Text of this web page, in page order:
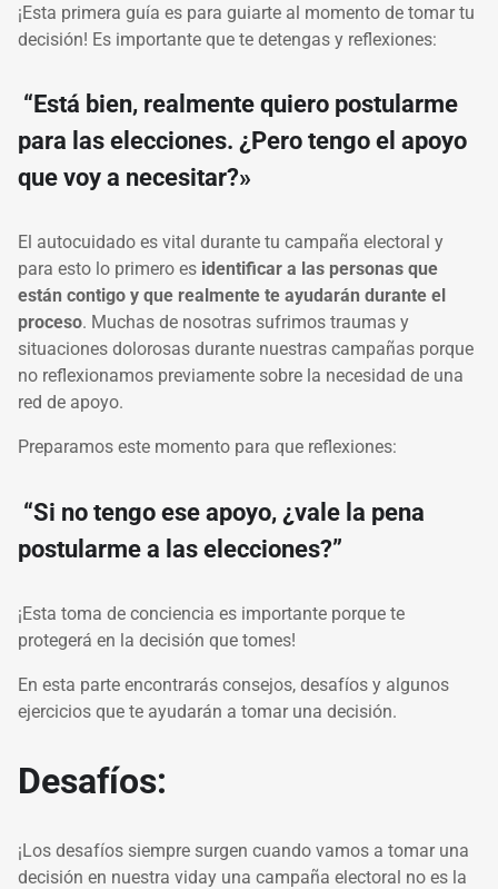
¡Esta primera guía es para guiarte al momento de tomar tu
decisión! Es importante que te detengas y reflexiones:
“Está bien, realmente quiero postularme
para las elecciones. ¿Pero tengo el apoyo
que voy a necesitar?»
El autocuidado es vital durante tu campaña electoral y
para esto lo primero es identificar a las personas que
están contigo y que realmente te ayudarán durante el
proceso. Muchas de nosotras sufrimos traumas y
situaciones dolorosas durante nuestras campañas porque
no reflexionamos previamente sobre la necesidad de una
red de apoyo.
Preparamos este momento para que reflexiones:
“Si no tengo ese apoyo, ¿vale la pena
postularme a las elecciones?”
¡Esta toma de conciencia es importante porque te
protegerá en la decisión que tomes!
En esta parte encontrarás consejos, desafíos y algunos
ejercicios que te ayudarán a tomar una decisión.
Desafíos:
¡Los desafíos siempre surgen cuando vamos a tomar una
decisión en nuestra viday una campaña electoral no es la